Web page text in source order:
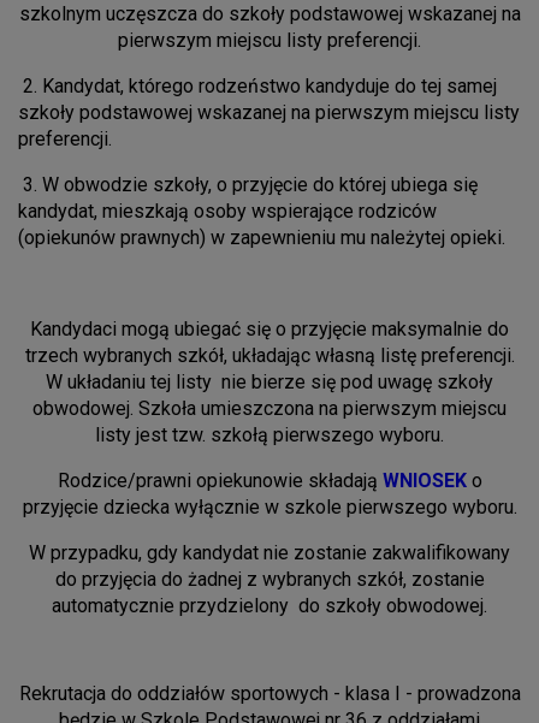
szkolnym uczęszcza do szkoły podstawowej wskazanej na
pierwszym miejscu listy preferencji.
2. Kandydat, którego rodzeństwo kandyduje do tej samej
szkoły podstawowej wskazanej na pierwszym miejscu listy
preferencji.
3. W obwodzie szkoły, o przyjęcie do której ubiega się
kandydat, mieszkają osoby wspierające rodziców
(opiekunów prawnych) w zapewnieniu mu należytej opieki.
Kandydaci mogą ubiegać się o przyjęcie maksymalnie do
trzech wybranych szkół, układając własną listę preferencji.
W układaniu tej listy nie bierze się pod uwagę szkoły
obwodowej. Szkoła umieszczona na pierwszym miejscu
listy jest tzw. szkołą pierwszego wyboru.
Rodzice/prawni opiekunowie składają WNIOSEKo
przyjęcie dziecka wyłącznie w szkole pierwszego wyboru.
W przypadku, gdy kandydat nie zostanie zakwalifikowany
do przyjęcia do żadnej z wybranych szkół, zostanie
automatycznie przydzielony do szkoły obwodowej.
Rekrutacja do oddziałów sportowych - klasa I - prowadzona